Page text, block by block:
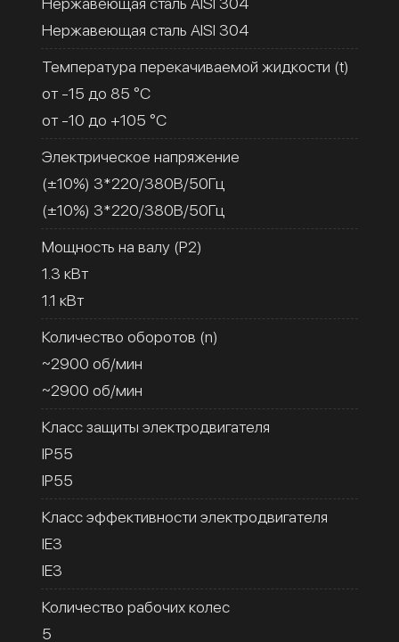
Нержавеющая сталь AISI 304
Температура перекачиваемой жидкости (t)
от -15 до 85 °C
от -10 до +105 °C
Электрическое напряжение
(±10%) 3*220/380В/50Гц
(±10%) 3*220/380В/50Гц
Мощность на валу (Р2)
1.3 кВт
1.1 кВт
Количество оборотов (n)
~2900 об/мин
~2900 об/мин
Класс защиты электродвигателя
IP55
IP55
Класс эффективности электродвигателя
IE3
IE3
Количество рабочих колес
5